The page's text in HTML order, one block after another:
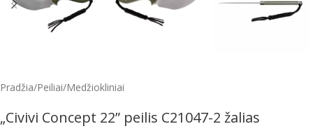
Pradžia/Peiliai/Medžiokliniai
„Civivi Concept 22” peilis C21047-2 žalias